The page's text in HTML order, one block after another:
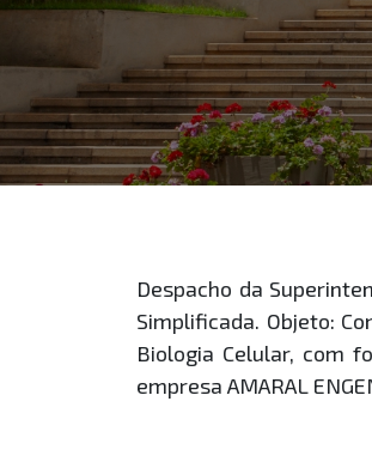
Despacho da
Simplificada. Objeto:
Biologia Celular, com
empresa AMARAL